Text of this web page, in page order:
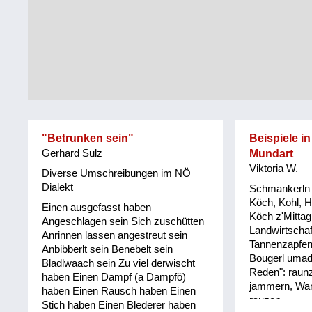
"Betrunken sein"
Gerhard Sulz
Diverse Umschreibungen im NÖ
Dialekt
Einen ausgefasst haben
Angeschlagen sein Sich zuschütten
Anrinnen lassen angestreut sein
Anbibberlt sein Benebelt sein
Bladlwaach sein Zu viel derwischt
haben Einen Dampf (a Dampfö)
haben Einen Rausch haben Einen
Stich haben Einen Blederer haben
Beispiele
Mundart
Viktoria W.
Köch, Kohl,
Köch
Bougerl
Reden":
jammern,
rauzen.